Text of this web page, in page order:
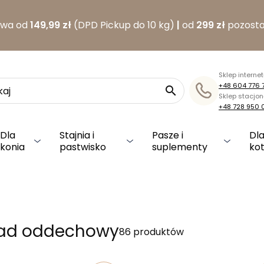
od 149,99 zł (DPD Pickup do 10 kg) | od 299 zł

Sklep
+48 604 776
Sklep
+48 728 950
Dla
konia
Stajnia i
pastwisko
Pasze i
suplementy
oddechowy86 produktów